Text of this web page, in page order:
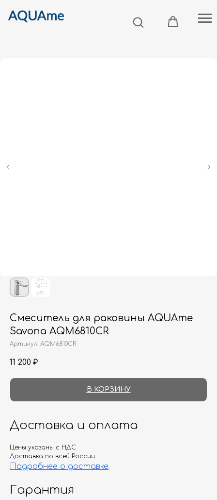
Смеситель для раковины AQUAme
Savona AQM6810CR
Артикул: AQM6810CR
11 200 ₽
В КОРЗИНУ
Доставка и оплата
Цены указаны с НДС
Доставка по всей России
Подробнее о доставке.
Гарантия